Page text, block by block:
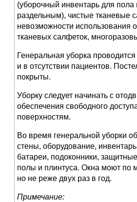
(уборочный инвентарь для
раздельным), чистые тканевые
невозможности использования
тканевых салфеток,
Генеральная уборка
и в отсутствии пациентов.
покрыты.
Уборку следует начинать с
обеспечения свободного
поверхностям.
Во время генеральной уборки
стены, оборудование,
батареи, подоконники,
полы и плинтуса. Окна моют по
но не реже двух раз в год.
Примечание: